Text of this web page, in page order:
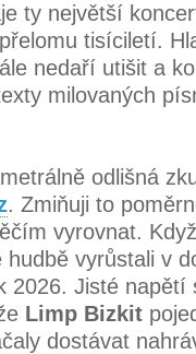
ty největší
tisíciletí.
nedaří utišit a
milovaných
odlišná
. Zmiňuji to
vyrovnat.
vyrůstali v
2026. Jisté napětí
Limp Bizkit
dostávat